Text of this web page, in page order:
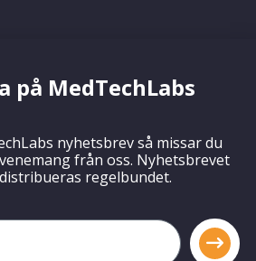
på MedTechLabs
nyhetsbrev så missar du
från oss. Nyhetsbrevet
regelbundet.